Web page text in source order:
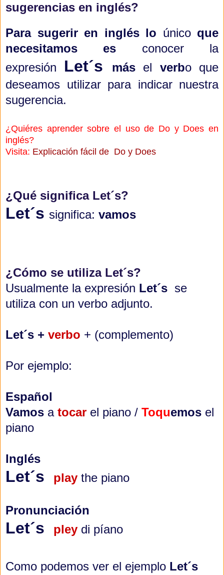
sugerencias en inglés?
Para sugerir en inglés lo único que
necesitamos es conocer la
expresión Let´s más el verbo que
deseamos utilizar para indicar nuestra
sugerencia.
¿Quiéres aprender sobre el uso de Do y Does en
inglés?
Visita: Explicación fácil de Do y Does
¿Qué significa Let´s?
Let´s significa: vamos
¿Cómo se utiliza Let´s?
Usualmente la expresión Let´s se
utiliza con un verbo adjunto.
Let´s + verbo + (complemento)
Por ejemplo:
Español
Vamos a tocar el piano / Toquemos el
piano
Inglés
Let´s play the piano
Pronunciación
Let´s pley di píano
Como podemos ver el ejemplo Let´s